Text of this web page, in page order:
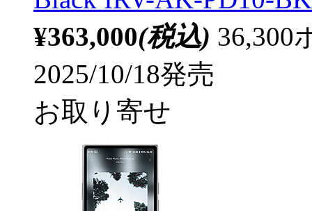
¥363,000(税込) 36,300
2025/10/18発売
お取り寄せ